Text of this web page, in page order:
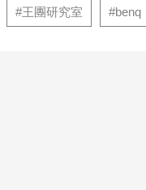
#王團研究室 #benq